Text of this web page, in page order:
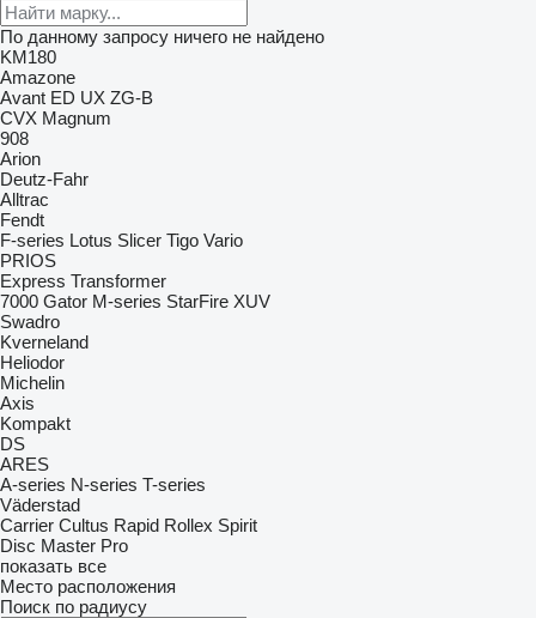
По данному запросу ничего не найдено
KM180
Amazone
Avant ED UX ZG-B
CVX Magnum
908
Arion
Deutz-Fahr
Alltrac
Fendt
F-series Lotus Slicer Tigo Vario
PRIOS
Express Transformer
7000 Gator M-series StarFire XUV
Swadro
Kverneland
Heliodor
Michelin
Axis
Kompakt
DS
ARES
A-series N-series T-series
Väderstad
Carrier Cultus Rapid Rollex Spirit
Disc Master Pro
показать все
Место расположения
Поиск по радиусу